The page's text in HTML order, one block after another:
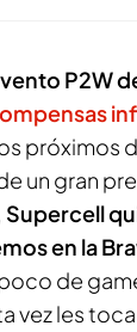
P2W
próximos
un gran
Supercell
en la
de
vez les